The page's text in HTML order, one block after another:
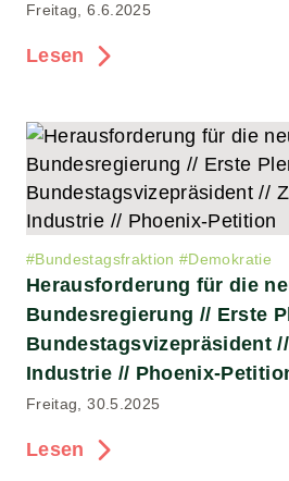
Freitag, 6.6.2025
Lesen
#Bundestagsfraktion #Demokratie
Herausforderung für die
Bundesregierung // Erste
Bundestagsvizepräsident
Industrie // Phoenix-
Freitag, 30.5.2025
Lesen